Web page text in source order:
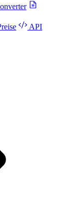
API